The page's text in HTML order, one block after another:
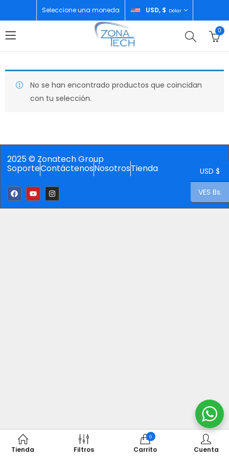
Seleccione una moneda USD, $ Dólar
0
No se han encontrado productos que coincidan
con tu selección.
2025 © Zonatech Group
SoporteContáctenosNosotrosTienda
Tienda Filtros
0
Carrito Cuenta
USD $
VES Bs.